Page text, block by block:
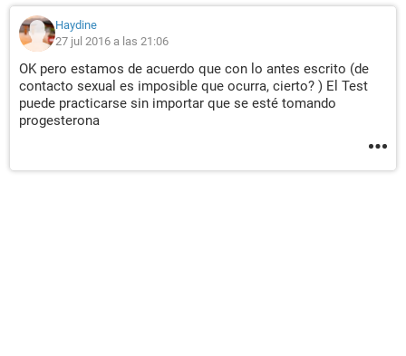
Haydine
27 jul 2016 a las 21:06
OK pero estamos de acuerdo que con lo antes escrito (de
contacto sexual es imposible que ocurra, cierto? ) El Test
puede practicarse sin importar que se esté tomando
progesterona